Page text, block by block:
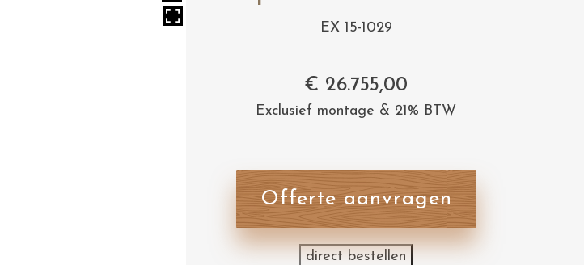
EX 15-1029
€ 26.755,00
Exclusief montage & 21% BTW
Offerte aanvragen
direct bestellen